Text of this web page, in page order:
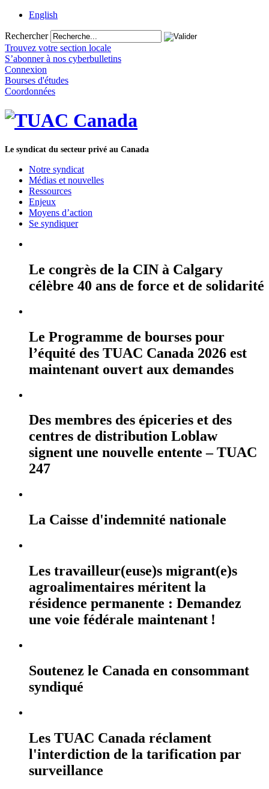
English
Rechercher
Trouvez votre section locale
S’abonner à nos cyberbulletins
Connexion
Bourses d'études
Coordonnées
Le syndicat du secteur privé au Canada
Notre syndicat
Médias et nouvelles
Ressources
Enjeux
Moyens d’action
Se syndiquer
Le congrès de la CIN à Calgary
célèbre 40 ans de force et de solidarité
Le Programme de bourses pour
l’équité des TUAC Canada 2026 est
maintenant ouvert aux demandes
Des membres des épiceries et des
centres de distribution Loblaw
signent une nouvelle entente – TUAC
247
La Caisse d'indemnité nationale
Les travailleur(euse)s migrant(e)s
agroalimentaires méritent la
résidence permanente : Demandez
une voie fédérale maintenant !
Soutenez le Canada en consommant
syndiqué
Les TUAC Canada réclament
l'interdiction de la tarification par
surveillance